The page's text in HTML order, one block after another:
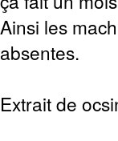
Ainsi les
absentes.
Extrait de